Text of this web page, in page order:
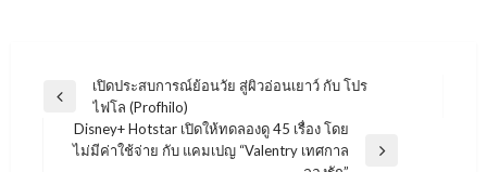
แนะแนว
เรื่อง
Previous
เปิดประสบการณ์ย้อนวัย สู่ผิวอ่อนเยาว์ กับ โปร
ไฟโล (Profhilo)
Next
Disney+ Hotstar เปิดให้ทดลองดู 45 เรื่อง โดย
ไม่มีค่าใช้จ่าย กับ แคมเปญ “Valentry เทศกาล